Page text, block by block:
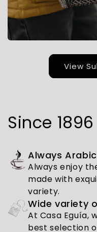
View
Since 1896
Always
Always enjoy
made with
variety.
Wide variety
At Casa Eguía,
best selection